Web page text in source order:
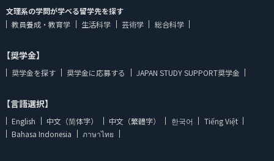
文理系の学問が学べる留学先を探す
教員養成・教育学
生活科学 芸術学 総合科学
【奨学金】
奨学金を探す 奨学金に応募する JAPAN STUDY SUPPORT奨学金
【言語選択】
English 中文（简体字） 中文（繁體字） 한국어
Tiếng Việt
Bahasa Indonesia
ภาษาไทย